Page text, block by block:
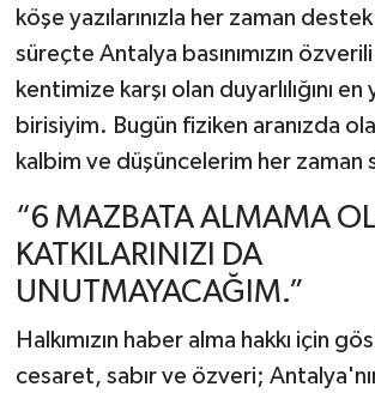
köşe yazılarınızla her zaman
süreçte Antalya basınımızın özverili
kentimize karşı olan duyarlılığını en
birisiyim. Bugün fiziken aranızda
kalbim ve düşüncelerim her zaman
“6 MAZBATA ALMAMA
KATKILARINIZI DA
UNUTMAYACAĞIM.”
Halkımızın haber alma hakkı için
cesaret, sabır ve özveri;